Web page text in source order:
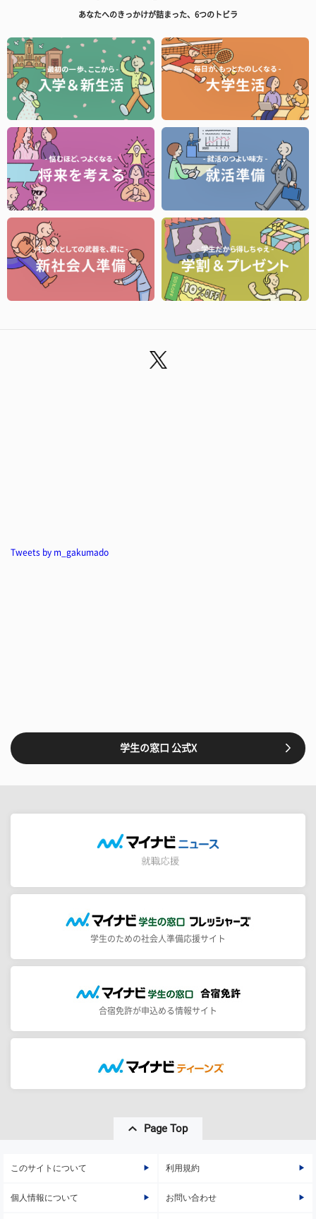
あなたへのきっかけが詰まった、6つのトビラ
Tweets by m_gakumado
学生の窓口 公式X
学生のための社会人準備応援サイト
合宿免許が申込める情報サイト
Page Top
このサイトについて 利用規約
個人情報について お問い合わせ